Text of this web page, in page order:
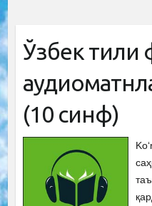
Ўзбек тили
(10 синф)